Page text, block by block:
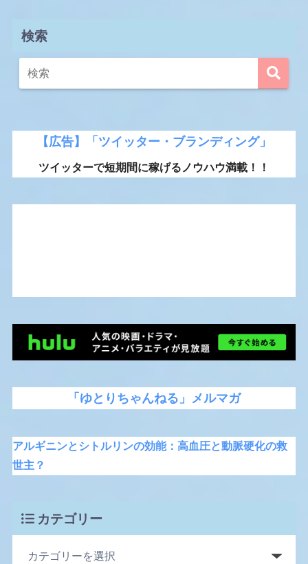
検索
【広告】「ツイッター・ブランディング」
ツイッターで短期間に稼げるノウハウ満載！！
「ゆとりちゃんねる」メルマガ
アルギニンとシトルリンの効能：高血圧と動脈硬化の救
世主？
カテゴリー